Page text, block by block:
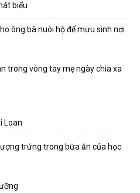
biểu
ông bà nuôi hộ để mưu sinh nơi
trong vòng tay mẹ ngày chia xa
Loan
trứng trong bữa ăn của học